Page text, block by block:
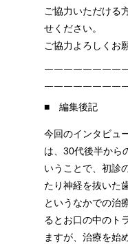
ご協力いただける
せください。
ご協力よろしくお
￣￣￣￣￣￣￣￣
￣￣￣￣￣￣￣￣
■ 編集後記
今回のインタビュ
は、30代後半から
いうことで、初診
たり神経を抜いた
というなかでの治
るとお口の中のト
ますが、治療を始